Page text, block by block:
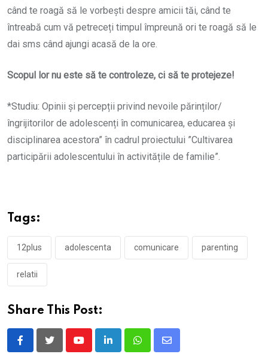
când te roagă să le vorbești despre amicii tăi, când te
întreabă cum vă petreceți timpul împreună ori te roagă să le
dai sms când ajungi acasă de la ore.
Scopul lor nu este să te controleze, ci să te protejeze!
*Studiu: Opinii și percepții privind nevoile părinților/
îngrijitorilor de adolescenți în comunicarea, educarea și
disciplinarea acestora” în cadrul proiectului ”Cultivarea
participării adolescentului în activitățile de familie”.
Tags:
12plus adolescenta comunicare parenting
relatii
Share This Post:
YoutubeLinkedInWhatsappShare